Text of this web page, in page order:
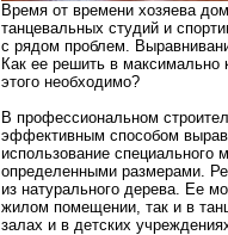
Время от времени хозяева
танцевальных студий и
с рядом проблем.
Как ее решить в максимально
этого необходимо?
В профессиональном
эффективным способом
использование специального
определенными размерами.
из натурального дерева. Ее
жилом помещении, так и в
залах и в детских